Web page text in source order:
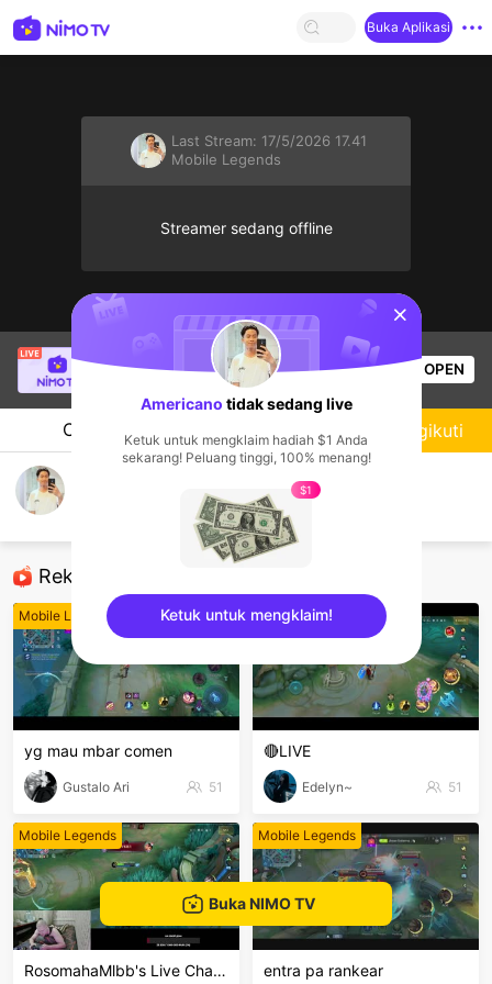
Buka Aplikasi
Last Stream: 17/5/2026 17.41
Mobile Legends
Streamer sedang offline
sedang siaran langsung!
League of Legends
2.5k Penonton OPEN
Chat Streamer
Rekomendasi
Mobile Legends
yg mau mbar comen
Gustalo Ari 51
Mobile Legends
🔴LIVE
Edelyn~ 51
Mobile Legends
RosomahaMlbb's Live Channel
Mobile Legends
entra pa rankear
Mengikuti
Buka NIMO TV
sentinelStart
Americano tidak sedang live
Ketuk untuk mengklaim hadiah $1 Anda
sekarang! Peluang tinggi, 100% menang!
$1
Ketuk untuk mengklaim!
sentinelEnd